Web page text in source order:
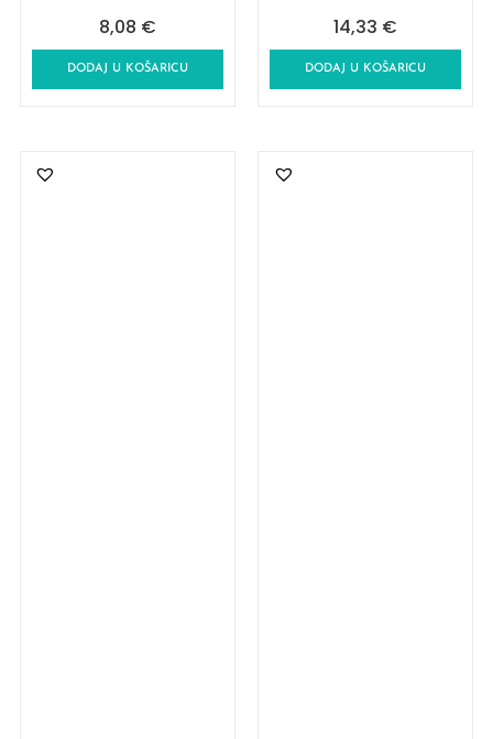
8,08 €
DODAJ U KOŠARICU
14,33 €
DODAJ U KOŠARICU